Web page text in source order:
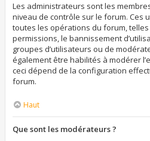
Les administrateurs sont les
niveau de contrôle sur le forum. Ces
toutes les opérations du forum,
permissions, le bannissement
groupes d’utilisateurs ou de
également être habilités à modérer
ceci dépend de la configuration
forum.
Haut
Que sont les modérateurs ?